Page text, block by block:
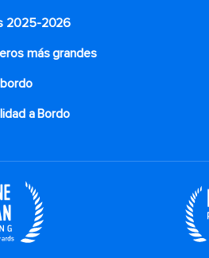
2025-2026
más grandes
a Bordo